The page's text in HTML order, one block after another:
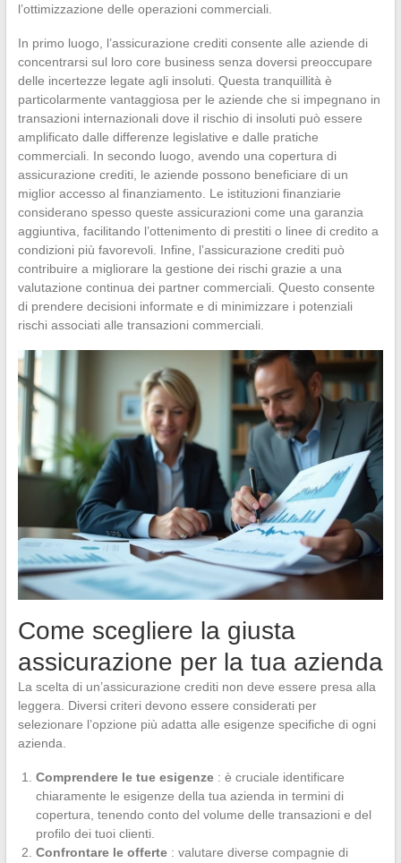
l’ottimizzazione delle operazioni commerciali.
In primo luogo, l’assicurazione crediti consente alle aziende di
concentrarsi sul loro core business senza doversi preoccupare
delle incertezze legate agli insoluti. Questa tranquillità è
particolarmente vantaggiosa per le aziende che si impegnano in
transazioni internazionali dove il rischio di insoluti può essere
amplificato dalle differenze legislative e dalle pratiche
commerciali. In secondo luogo, avendo una copertura di
assicurazione crediti, le aziende possono beneficiare di un
miglior accesso al finanziamento. Le istituzioni finanziarie
considerano spesso queste assicurazioni come una garanzia
aggiuntiva, facilitando l’ottenimento di prestiti o linee di credito a
condizioni più favorevoli. Infine, l’assicurazione crediti può
contribuire a migliorare la gestione dei rischi grazie a una
valutazione continua dei partner commerciali. Questo consente
di prendere decisioni informate e di minimizzare i potenziali
rischi associati alle transazioni commerciali.
Come scegliere la giusta
assicurazione per la tua azienda
La scelta di un’assicurazione crediti non deve essere presa alla
leggera. Diversi criteri devono essere considerati per
selezionare l’opzione più adatta alle esigenze specifiche di ogni
azienda.
Comprendere le tue esigenze : è cruciale identificare
chiaramente le esigenze della tua azienda in termini di
copertura, tenendo conto del volume delle transazioni e del
profilo dei tuoi clienti.
Confrontare le offerte : valutare diverse compagnie di